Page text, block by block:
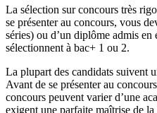
La sélection sur concours très
se présenter au concours, vous
séries) ou d’un diplôme admis
sélectionnent à bac+ 1 ou 2.
La plupart des candidats suivent
Avant de se présenter au
concours peuvent varier d’une
exigent une parfaite maîtrise de la